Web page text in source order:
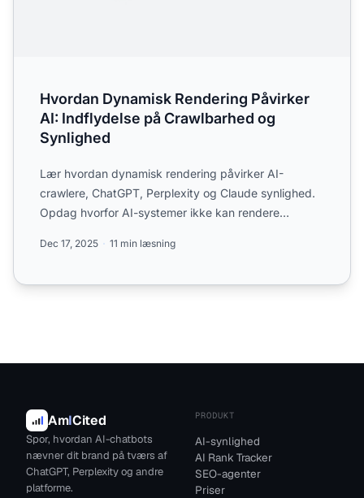
Hvordan Dynamisk Rendering Påvirker
AI: Indflydelse på Crawlbarhed og
Synlighed
Lær hvordan dynamisk rendering påvirker AI-
crawlere, ChatGPT, Perplexity og Claude synlighed.
Opdag hvorfor AI-systemer ikke kan rendere
Dec 17, 2025 11 min læsning
AmICited
Spor, hvordan AI-chatbots
nævner dit brand på tværs af
ChatGPT, Perplexity og andre
platforme.
PRODUKT
AI-synlighed
AI Rank Tracker
SEO-agenter
Priser